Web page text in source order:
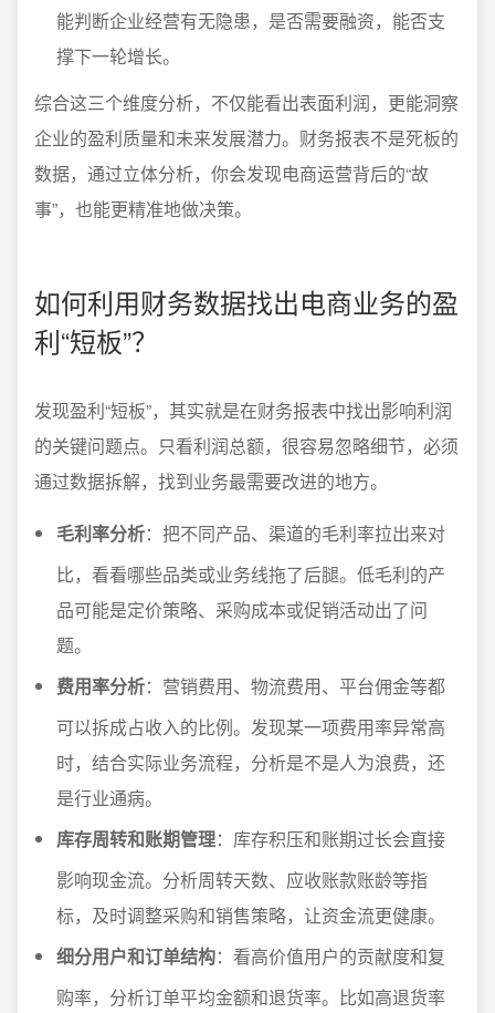
能判断企业经营有无隐患，是否需要融资，能否支
撑下一轮增长。
综合这三个维度分析，不仅能看出表面利润，更能洞察
企业的盈利质量和未来发展潜力。财务报表不是死板的
数据，通过立体分析，你会发现电商运营背后的“故
事”，也能更精准地做决策。
如何利用财务数据找出电商业务的盈
利“短板”？
发现盈利“短板”，其实就是在财务报表中找出影响利润
的关键问题点。只看利润总额，很容易忽略细节，必须
通过数据拆解，找到业务最需要改进的地方。
毛利率分析：把不同产品、渠道的毛利率拉出来对
比，看看哪些品类或业务线拖了后腿。低毛利的产
品可能是定价策略、采购成本或促销活动出了问
题。
费用率分析：营销费用、物流费用、平台佣金等都
可以拆成占收入的比例。发现某一项费用率异常高
时，结合实际业务流程，分析是不是人为浪费，还
是行业通病。
库存周转和账期管理：库存积压和账期过长会直接
影响现金流。分析周转天数、应收账款账龄等指
标，及时调整采购和销售策略，让资金流更健康。
细分用户和订单结构：看高价值用户的贡献度和复
购率，分析订单平均金额和退货率。比如高退货率